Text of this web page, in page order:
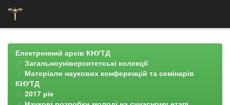
navigationЕлектронний архів КНУТД
Загальноуніверситетські колекції
Матеріали наукових конференцій та семінарів
КНУТД
2017 рік